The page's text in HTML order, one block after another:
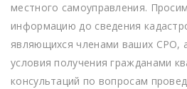
местного самоуправления.
информацию до сведения
являющихся членами ваших СРО,
условия получения гражданами
консультаций по вопросам